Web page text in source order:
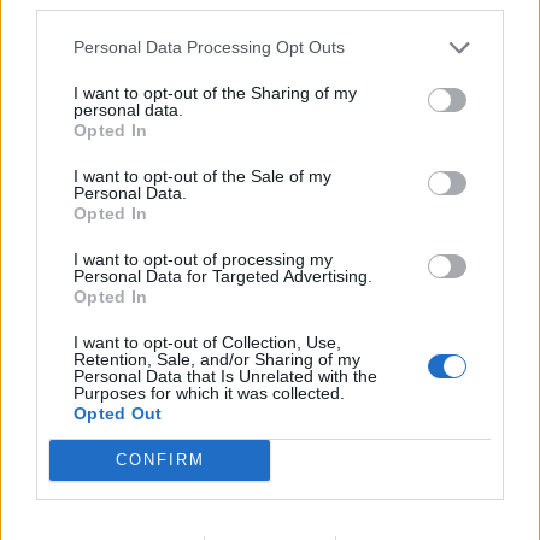
Personal Data Processing Opt Outs
I want to opt-out of the Sharing of my
personal data.
Opted In
I want to opt-out of the Sale of my
Personal Data.
Opted In
I want to opt-out of processing my
Personal Data for Targeted Advertising.
Opted In
I want to opt-out of Collection, Use,
Retention, Sale, and/or Sharing of my
Personal Data that Is Unrelated with the
Purposes for which it was collected.
Opted Out
CONFIRM
αεροπλανοφόρων» της
Κίνας